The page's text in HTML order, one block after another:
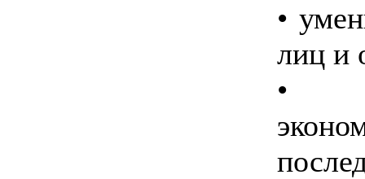
•
лиц и
•